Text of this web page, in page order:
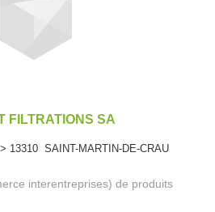
FILTRATIONS SA
13310 SAINT-MARTIN-DE-CRAU
interentreprises) de produits